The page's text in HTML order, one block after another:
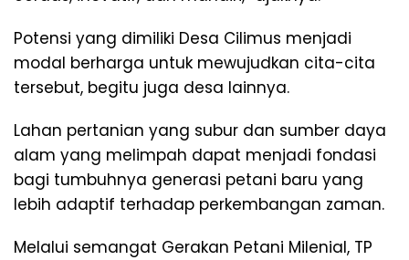
Potensi yang dimiliki Desa Cilimus menjadi
modal berharga untuk mewujudkan cita-cita
tersebut, begitu juga desa lainnya.
Lahan pertanian yang subur dan sumber daya
alam yang melimpah dapat menjadi fondasi
bagi tumbuhnya generasi petani baru yang
lebih adaptif terhadap perkembangan zaman.
Melalui semangat Gerakan Petani Milenial, TP